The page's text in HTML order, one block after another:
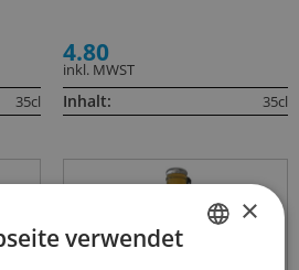
35cl
4.80
inkl. MWST
Inhalt: 35cl
×
verwendet